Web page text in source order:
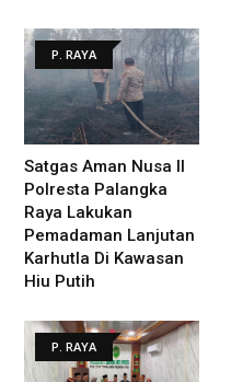
P. RAYA
Satgas Aman Nusa II
Polresta Palangka
Raya Lakukan
Pemadaman Lanjutan
Karhutla Di Kawasan
Hiu Putih
P. RAYA